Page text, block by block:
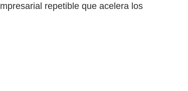
repetible que acelera los